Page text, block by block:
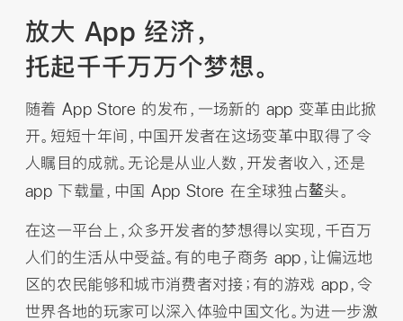
放大 App 经济，
托起千千万万个梦想。
随着 App Store 的发布，一场新的 app 变革由此掀
开。短短十年间，中国开发者在这场变革中取得了令
人瞩目的成就。无论是从业人数，开发者收入，还是
app 下载量，中国 App Store 在全球独占鳌头。
在这一平台上，众多开发者的梦想得以实现，千百万
人们的生活从中受益。有的电子商务 app，让偏远地
区的农民能够和城市消费者对接；有的游戏 app，令
世界各地的玩家可以深入体验中国文化。为进一步激